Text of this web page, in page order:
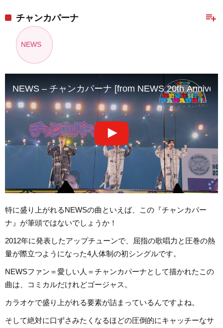
playlist_add
チャンカパーナ
NEWS
NEWS – チャンカパーナ [from NEWS 20th
特に盛り上がれるNEWSの曲といえば、この『チャンカパー
ナ』が筆頭ではないでしょうか！
2012年に発表したアップチューンで、屈指の歌唱力と圧巻の熱
量が際立つようになった4人体制の初シングルです。
NEWSファン＝愛しい人＝チャンカパーナとして描かれたこの
曲は、コミカルだけれどゴージャス。
カラオケで盛り上がれる要素が詰まっているんですよね。
そして絶対に口ずさみたくなるほどの圧倒的にキャッチーなサ